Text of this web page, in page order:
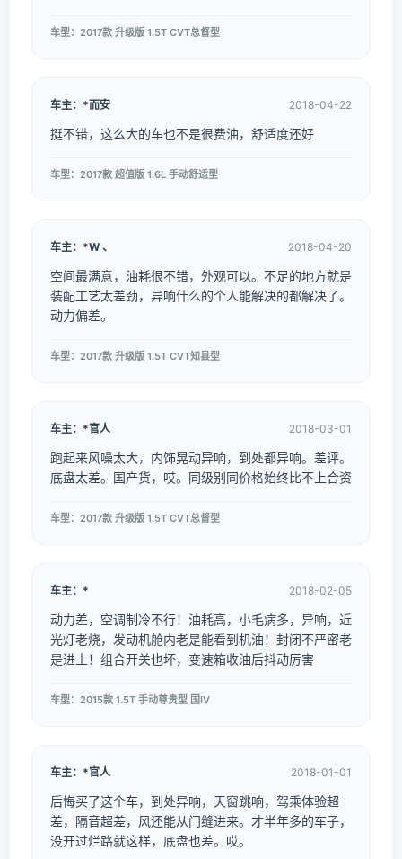
车型：2017款 升级版 1.5T CVT总督型
车主：*而安 2018-04-22
挺不错，这么大的车也不是很费油，舒适度还好
车型：2017款 超值版 1.6L 手动舒适型
车主：*W 、 2018-04-20
空间最满意，油耗很不错，外观可以。不足的地方就是
装配工艺太差劲，异响什么的个人能解决的都解决了。
动力偏差。
车型：2017款 升级版 1.5T CVT知县型
车主：*官人 2018-03-01
跑起来风噪太大，内饰晃动异响，到处都异响。差评。
底盘太差。国产货，哎。同级别同价格始终比不上合资
车型：2017款 升级版 1.5T CVT总督型
车主：* 2018-02-05
动力差，空调制冷不行！油耗高，小毛病多，异响，近
光灯老烧，发动机舱内老是能看到机油！封闭不严密老
是进土！组合开关也坏，变速箱收油后抖动厉害
车型：2015款 1.5T 手动尊贵型 国IV
车主：*官人 2018-01-01
后悔买了这个车，到处异响，天窗跳响，驾乘体验超
差，隔音超差，风还能从门缝进来。才半年多的车子，
没开过烂路就这样，底盘也差。哎。